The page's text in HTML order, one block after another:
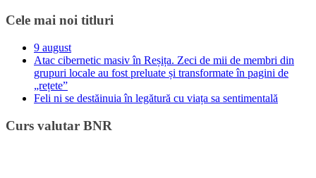
Cele mai noi titluri
9 august
Atac cibernetic masiv în Reșița. Zeci de mii de membri din
grupuri locale au fost preluate și transformate în pagini de
„rețete”
Feli ni se destăinuia în legătură cu viața sa sentimentală
Curs valutar BNR